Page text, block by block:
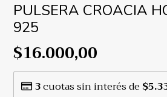
PULSERA CROACIA
925
$16.000,00
3cuotas sin interés de